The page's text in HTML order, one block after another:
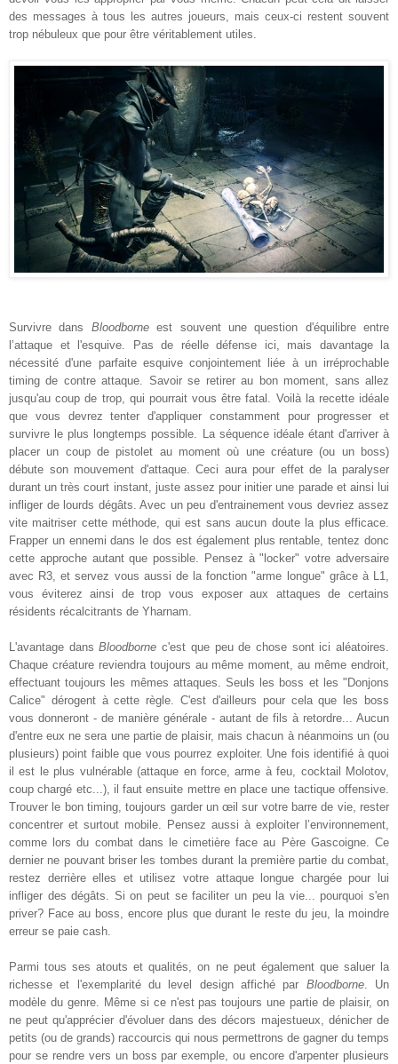
des messages à tous les autres joueurs, mais ceux-ci restent souvent
trop nébuleux que pour être véritablement utiles.
Survivre dans Bloodborneest souvent une question d'équilibre entre
l’attaque et l'esquive. Pas de réelle défense ici, mais davantage la
nécessité d'une parfaite esquive conjointement liée à un irréprochable
timing de contre attaque. Savoir se retirer au bon moment, sans allez
jusqu'au coup de trop, qui pourrait vous être fatal. Voilà la recette idéale
que vous devrez tenter d'appliquer constamment pour progresser et
survivre le plus longtemps possible. La séquence idéale étant d'arriver à
placer un coup de pistolet au moment où une créature (ou un boss)
débute son mouvement d'attaque. Ceci aura pour effet de la paralyser
durant un très court instant, juste assez pour initier une parade et ainsi lui
infliger de lourds dégâts. Avec un peu d'entrainement vous devriez assez
vite maitriser cette méthode, qui est sans aucun doute la plus efficace.
Frapper un ennemi dans le dos est également plus rentable, tentez donc
cette approche autant que possible. Pensez à "locker" votre adversaire
avec R3, et servez vous aussi de la fonction "arme longue" grâce à L1,
vous éviterez ainsi de trop vous exposer aux attaques de certains
résidents récalcitrants de Yharnam.
L'avantage dansBloodborne c'est que peu de chose sont ici aléatoires.
Chaque créature reviendra toujours au même moment, au même endroit,
effectuant toujours les mêmes attaques. Seuls les boss et les "Donjons
Calice" dérogent à cette règle. C'est d'ailleurs pour cela que les boss
vous donneront - de manière générale - autant de fils à retordre... Aucun
d'entre eux ne sera une partie de plaisir, mais chacun à néanmoins un (ou
plusieurs) point faible que vous pourrez exploiter. Une fois identifié à quoi
il est le plus vulnérable (attaque en force, arme à feu, cocktail Molotov,
coup chargé etc...), il faut ensuite mettre en place une tactique offensive.
Trouver le bon timing, toujours garder un œil sur votre barre de vie, rester
concentrer et surtout mobile. Pensez aussi à exploiter l’environnement,
comme lors du combat dans le cimetière face au Père Gascoigne. Ce
dernier ne pouvant briser les tombes durant la première partie du combat,
restez derrière elles et utilisez votre attaque longue chargée pour lui
infliger des dégâts. Si on peut se faciliter un peu la vie... pourquoi s'en
priver? Face au boss, encore plus que durant le reste du jeu, la moindre
erreur se paie cash.
Parmi tous ses atouts et qualités, on ne peut également que saluer la
richesse et l'exemplarité du level design affiché par Bloodborne. Un
modèle du genre. Même si ce n'est pas toujours une partie de plaisir, on
ne peut qu'apprécier d'évoluer dans des décors majestueux, dénicher de
petits (ou de grands) raccourcis qui nous permettrons de gagner du temps
pour se rendre vers un boss par exemple, ou encore d'arpenter plusieurs